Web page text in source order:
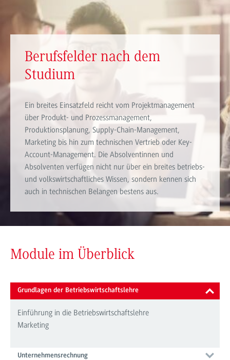
Berufsfelder nach dem
Studium
Ein breites Einsatzfeld reicht vom Projektmanagement
über Produkt- und Prozessmanagement,
Produktionsplanung, Supply-Chain-Management,
Marketing bis hin zum technischen Vertrieb oder Key-
Account-Management. Die Absolventinnen und
Absolventen verfügen nicht nur über ein breites betriebs-
und volkswirtschaftliches Wissen, sondern kennen sich
auch in technischen Belangen bestens aus.
Module im Überblick
Grundlagen der Betriebswirtschaftslehre
Einführung in die Betriebswirtschaftslehre
Marketing
Unternehmensrechnung